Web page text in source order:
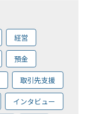
経営
預金
取引先支援
インタビュー